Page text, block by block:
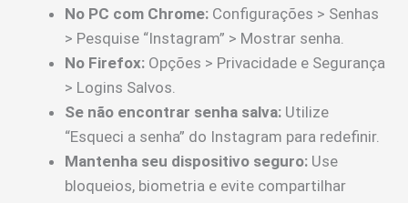
No PC com Chrome: Configurações > Senhas
> Pesquise “Instagram” > Mostrar senha.
No Firefox: Opções > Privacidade e Segurança
> Logins Salvos.
Se não encontrar senha salva: Utilize
“Esqueci a senha” do Instagram para redefinir.
Mantenha seu dispositivo seguro: Use
bloqueios, biometria e evite compartilhar